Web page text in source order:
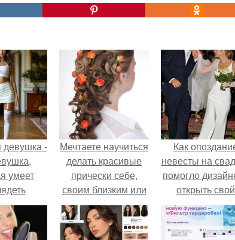
девушка -
умеет
и
в любои
Мечтаете научиться
делать красивые
прически себе,
своим близким или
начать
зарабатывать на
этом?
Как
невесты на
помогло
открыть свой
бренд.